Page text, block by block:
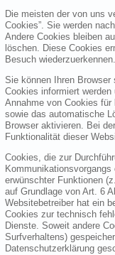
Die meisten der von uns
Cookies”. Sie werden
Andere Cookies bleiben
löschen. Diese Cookies
Besuch wiederzuerkennen.
Sie können Ihren
Cookies informiert
Annahme von Cookies
sowie das automatische
Browser aktivieren. Bei
Funktionalität dieser
Cookies, die zur
erwünschter Funktionen
auf Grundlage von Art. 6
Websitebetreiber hat ein
Cookies zur technisch
Dienste. Soweit andere
Surfverhaltens)
Datenschutzerklärung